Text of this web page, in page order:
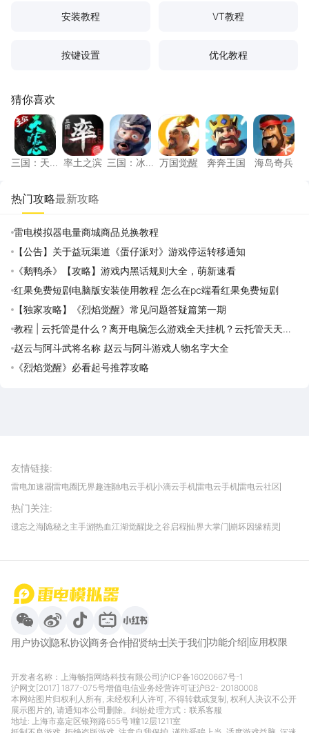
安装教程 VT教程
按键设置 优化教程
猜你喜欢
三国：天下归心
三国：天
率土之滨
率土之滨
三国：冰河时代
三国：冰
万国觉醒
万国觉醒
奔奔王国
奔奔王国
海岛奇
海岛奇兵
热门攻略最新攻略
雷电模拟器电量商城商品兑换教程
【公告】关于益玩渠道《蛋仔派对》游戏停运转移通知
《鹅鸭杀》【攻略】游戏内黑话规则大全，萌新速看
红果免费短剧电脑版安装使用教程 怎么在pc端看红果免费短剧
【独家攻略】《烈焰觉醒》常见问题答疑篇第一期
教程 | 云托管是什么？离开电脑怎么游戏全天挂机？云托管天天免
费领取攻略
赵云与阿斗武将名称 赵云与阿斗游戏人物名字大全
《烈焰觉醒》必看起号推荐攻略
友情链接:
雷电加速器雷电圈无界趣连驰电云手机小滴云手机雷电云手机雷电云社区
我爱vr网华军软件园
热门关注:
遗忘之海诡秘之主手游热血江湖觉醒龙之谷启程仙界大掌门 崩坏因缘精灵
用户协议隐私协议商务合作招贤纳士关于我们功能介绍 应用权限
开发者名称：上海畅指网络科技有限公司沪ICP备16020667号-1
沪网文[2017] 1877-075号增值电信业务经营许可证沪B2- 20180008
本网站图片归权利人所有, 未经权利人许可, 不得转载或复制, 权利人决议不公开
展示图片的, 请通知本公司删除。纠纷处理方式： 联系客服
地址: 上海市嘉定区银翔路655号1幢12层1211室
首页
微信
微博 抖音 哔哩哔哩